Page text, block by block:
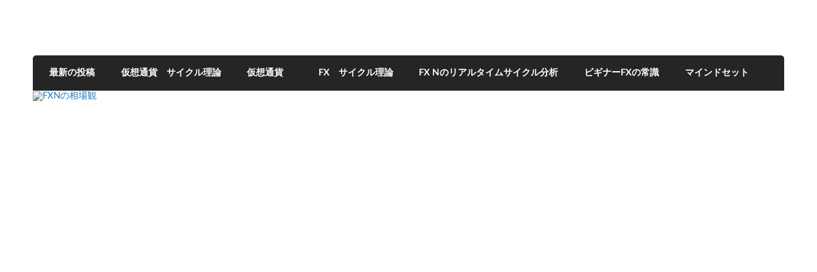
FXNの相場観
最新の投稿 仮想通貨 サイクル理論 仮想通貨 FX サイクル理論 FX Nのリアルタイムサイクル分析 ビギナーFXの常識 マインドセット